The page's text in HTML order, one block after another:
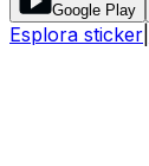
Google Play
Esplora sticker